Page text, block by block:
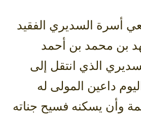
أسرة السديري الفقيد
بن محمد بن أحمد
الذي انتقل إلى
داعين المولى له
وأن يسكنه فسيح جناته